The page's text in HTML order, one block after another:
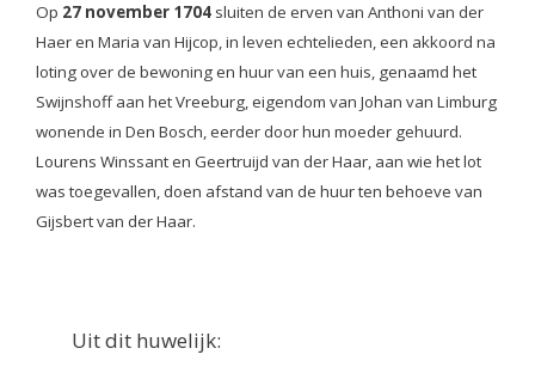
Op 27 november 1704 sluiten de erven van Anthoni van der
Haer en Maria van Hijcop, in leven echtelieden, een akkoord na
loting over de bewoning en huur van een huis, genaamd het
Swijnshoff aan het Vreeburg, eigendom van Johan van Limburg
wonende in Den Bosch, eerder door hun moeder gehuurd.
Lourens Winssant en Geertruijd van der Haar, aan wie het lot
was toegevallen, doen afstand van de huur ten behoeve van
Gijsbert van der Haar.
Uit dit huwelijk: